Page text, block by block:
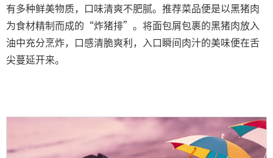
有多种鲜美物质，口味清爽不肥腻。推荐菜品便是以黑猪肉
为食材精制而成的“炸猪排”。将面包屑包裹的黑猪肉放入
油中充分烹炸，口感清脆爽利，入口瞬间肉汁的美味便在舌
尖蔓延开来。